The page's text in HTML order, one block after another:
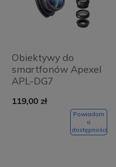
Obiektywy do
smartfonów Apexel
APL-DG7
119,00 zł
Powiadom
o
dostępności